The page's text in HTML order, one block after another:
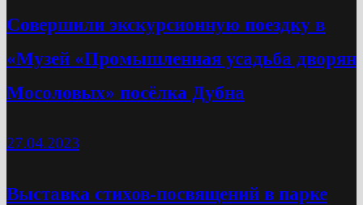
Cовершили экскурсионную поездку в
«Музей «Промышленная усадьба дворян
Мосоловых» посёлка Дубна
27.04.2023
Выставка стихов-посвящений в парке